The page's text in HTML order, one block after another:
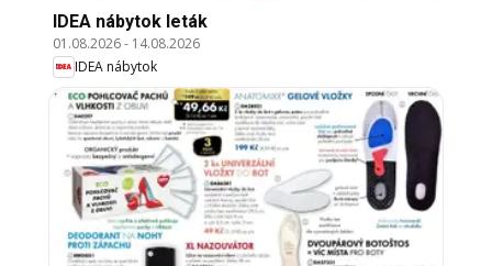
IDEA nábytok leták
01.08.2026- 14.08.2026
IDEA nábytok